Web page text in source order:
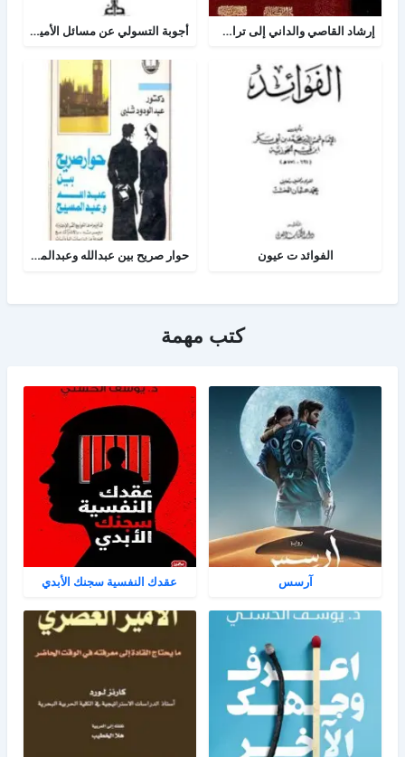
إرشاد القاصي والداني إلى تراجم شيوخ الطبراني أجوبة التسولي عن مسائل الأمير عبد القادر في الجهاد
الفوائد ت عيون حوار صريح بين عبدالله وعبدالمسيح
كتب مهمة
آرسس عقدك النفسية سجنك الأبدي